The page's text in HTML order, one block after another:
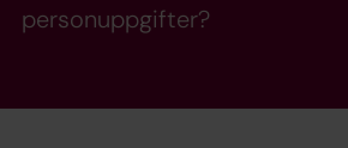
personuppgifter?